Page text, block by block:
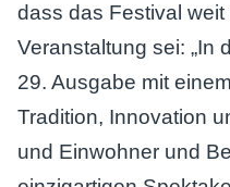
dass das Festival
Veranstaltung sei: „In
29. Ausgabe mit
Tradition, Innovation
und Einwohner und